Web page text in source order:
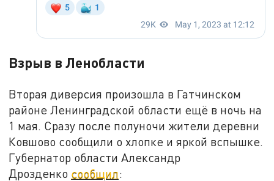
Взрыв в Ленобласти
Вторая диверсия произошла в Гатчинском
районе Ленинградской области ещё в ночь на
1 мая. Сразу после полуночи жители деревни
Ковшово сообщили о хлопке и яркой вспышке.
Губернатор области Александр
Дрозденко сообщил: